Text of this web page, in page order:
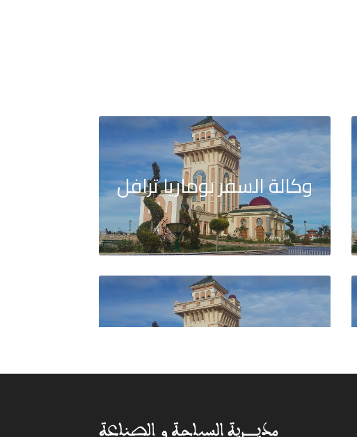
وكالة السفر بوماريا ترافل